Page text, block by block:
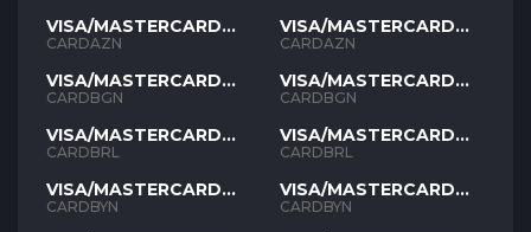
VISA/MASTERCARD
AZN
CARDAZN
VISA/MASTERCARD
BGN
CARDBGN
VISA/MASTERCARD
BRL
CARDBRL
VISA/MASTERCARD
BYN
CARDBYN
VISA/MASTERCARD
AZN
CARDAZN
VISA/MASTERCARD
BGN
CARDBGN
VISA/MASTERCARD
BRL
CARDBRL
VISA/MASTERCARD
BYN
CARDBYN